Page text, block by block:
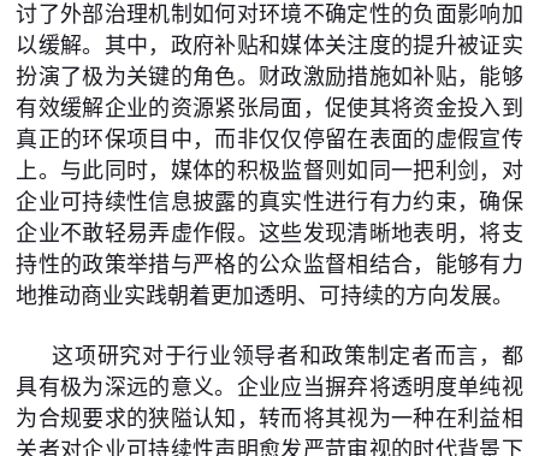
讨了外部治理机制如何对环境不确定性的负面影响加
以缓解。其中，政府补贴和媒体关注度的提升被证实
扮演了极为关键的角色。财政激励措施如补贴，能够
有效缓解企业的资源紧张局面，促使其将资金投入到
真正的环保项目中，而非仅仅停留在表面的虚假宣传
上。与此同时，媒体的积极监督则如同一把利剑，对
企业可持续性信息披露的真实性进行有力约束，确保
企业不敢轻易弄虚作假。这些发现清晰地表明，将支
持性的政策举措与严格的公众监督相结合，能够有力
地推动商业实践朝着更加透明、可持续的方向发展。
这项研究对于行业领导者和政策制定者而言，都
具有极为深远的意义。企业应当摒弃将透明度单纯视
为合规要求的狭隘认知，转而将其视为一种在利益相
关者对企业可持续性声明愈发严苛审视的时代背景下